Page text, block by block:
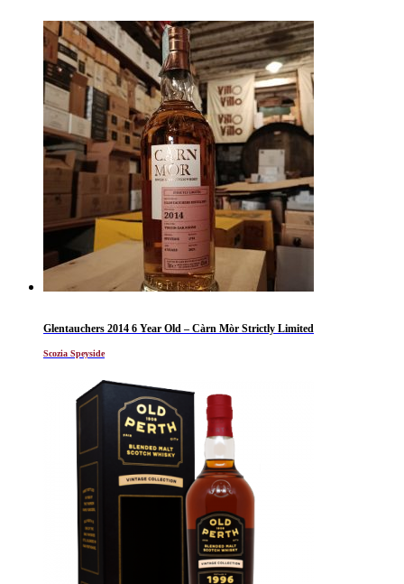
Al momento non disponibile
Glentauchers 2014 6 Year Old – Càrn Mòr Strictly Limited
Scozia Speyside